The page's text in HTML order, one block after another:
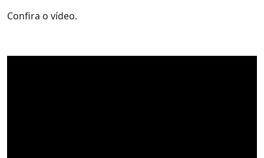
Confira o vídeo.